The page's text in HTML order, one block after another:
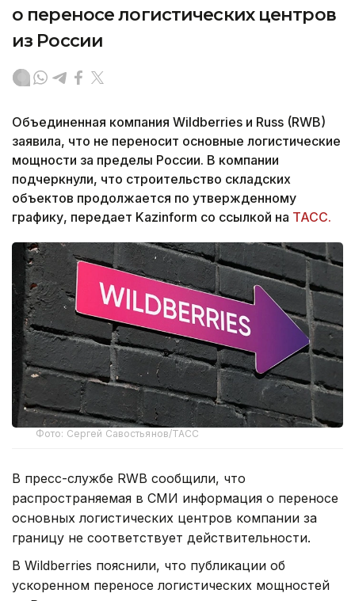
о переносе логистических центров
из России
Объединенная компания Wildberries и Russ (RWB)
заявила, что не переносит основные логистические
мощности за пределы России. В компании
подчеркнули, что строительство складских
объектов продолжается по утвержденному
графику, передает Kazinform со ссылкой на ТАСС.
Фото: Сергей Савостьянов/ТАСС
В пресс-службе RWB сообщили, что
распространяемая в СМИ информация о переносе
основных логистических центров компании за
границу не соответствует действительности.
В Wildberries пояснили, что публикации об
ускоренном переносе логистических мощностей